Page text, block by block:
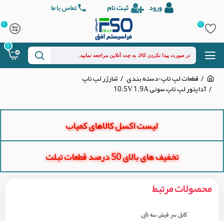
ورود ثبت نام تماس با ما
0
0
0
قطعات لپ تاپ-دسته بندی شارژر لپ تاپ
آداپتور لپ تاپ سونی 10.5V 1.9A
لیست اکسل کالاهای کمیاب
تخفیف های بالای 50 درصد قطعات تبلت
محصولات مرتبط